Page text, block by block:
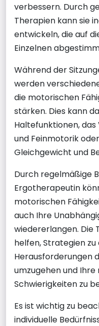
verbessern. Durch
Therapien kann sie
entwickeln, die auf
Einzelnen
Während der
werden
die motorischen
stärken. Dies kann
Haltefunktionen,
und Feinmotorik
Gleichgewicht und
Durch regelmäßige
Ergotherapeutin
motorischen
auch Ihre
wiedererlangen. Die
helfen, Strategien
Herausforderungen
umzugehen und
Schwierigkeiten zu
Es ist wichtig zu
individuelle